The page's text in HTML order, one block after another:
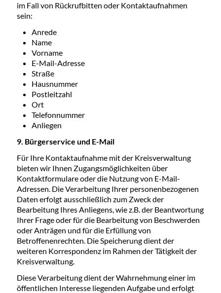
im Fall von Rückrufbitten oder Kontaktaufnahmen
sein:
Anrede
Name
Vorname
E-Mail-Adresse
Straße
Hausnummer
Postleitzahl
Ort
Telefonnummer
Anliegen
9. Bürgerservice und E-Mail
Für Ihre Kontaktaufnahme mit der Kreisverwaltung
bieten wir Ihnen Zugangsmöglichkeiten über
Kontaktformulare oder die Nutzung von E-Mail-
Adressen. Die Verarbeitung Ihrer personenbezogenen
Daten erfolgt ausschließlich zum Zweck der
Bearbeitung Ihres Anliegens, wie z.B. der Beantwortung
Ihrer Frage oder für die Bearbeitung von Beschwerden
oder Anträgen und für die Erfüllung von
Betroffenenrechten. Die Speicherung dient der
weiteren Korrespondenz im Rahmen der Tätigkeit der
Kreisverwaltung.
Diese Verarbeitung dient der Wahrnehmung einer im
öffentlichen Interesse liegenden Aufgabe und erfolgt